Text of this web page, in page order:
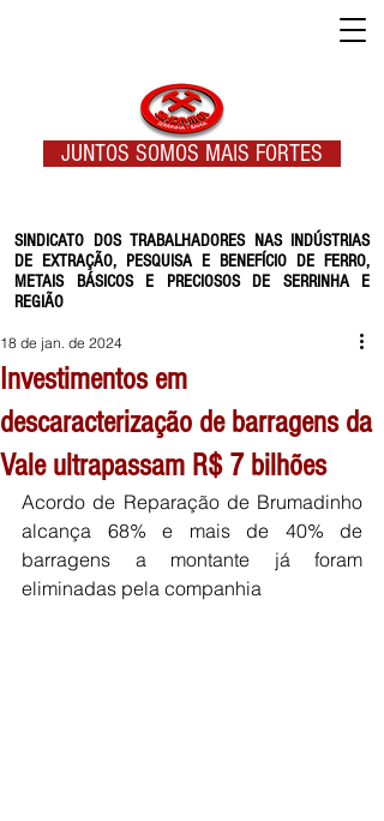
SINDICATO DOS TRABALHADORES NAS INDÚSTRIAS
DE EXTRAÇÃO, PESQUISA E BENEFÍCIO DE FERRO,
METAIS BÁSICOS E PRECIOSOS DE SERRINHA E
REGIÃO
JUNTOS SOMOS MAIS FORTES
Investimentos em
descaracterização de barragens da
Vale ultrapassam R$ 7 bilhões
18 de jan. de 2024
Acordo de Reparação de Brumadinho
alcança 68% e mais de 40% de
barragens a montante já foram
eliminadas pela companhia